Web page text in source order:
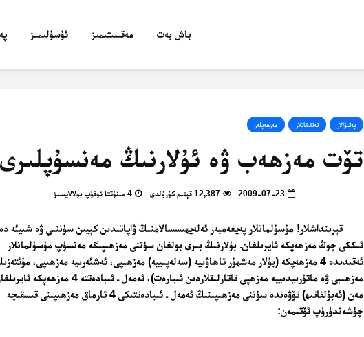
باش بەت مەقسىتىمىز ئۇسۇلىمىز
پەتىۋالار تەتقىقاتلار مەزھەپلەر
تۆت مەزھەب ۋە ئۇلارنىڭ مەنسۇپلىرى
2009-07-23 12,387 قېتىم كۆرۈلدى 4 مىنۇتتا ئوقۇپ بولالايسىز
قېرىنداشلار! مۇسۇلمانلار پەيغەمبەر ئەلەيھىسسالامنىڭ ۋاپاتىدىن كېيىن سۈننىي ۋە شىيئە
ئىككى چوڭ مەزھەپكە ئايرىلغان. بۇلارنىڭ بىرى بولغان سۈننى مەزھىپىگە مەنسۇپ مۇسۇلمانلار
ئەقىدىدە 4 مەزھەپكە (بۇلار مەشھۇر تاھاۋىيە (سەلەپىييە) مەزھىپى، ئەشئەرىيە مەزھىپى،
مەزھىبى ۋە ماتۇرىيدىييە مەزھپى قاتارلىقلاردىن ئىبارەت)، ئەمەل ـ ئىبادەتتە 4
مەن (ئەبۇلفاتىھ) تۆۋەندە سۈننى مەزھىپىنىڭ ئەمەل ـ ئىبادەتتىكى 4 تارماق مەزھىپىنى قىسقىچە
چۈشەندۈرۈپ ئۆتىمەن: